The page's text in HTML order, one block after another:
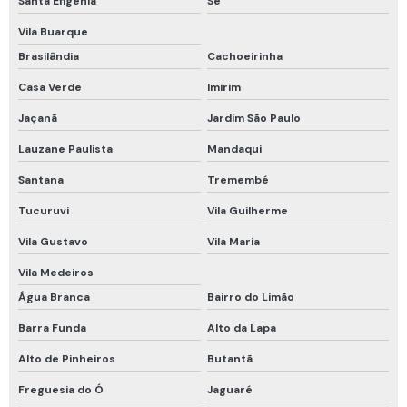
Maca mamute rígida
Macacão de proteção química
Manutenção de cilindros de ar respirável
Manutenção de detector de gases
Máscara descartável pff2
Máscara descartável pff2 com carvão ativado
Máscara descartável pff2 n95
Proteção em altura cinto de segurança
Proteção química tipo 5 e 6
Proteção respiratória
Vila Buarque
Brasilândia
Cachoeirinha
Casa Verde Imirim
Jaçanã Jardim São Paulo
Lauzane Paulista Mandaqui
Santana Tremembé
Tucuruvi Vila Guilherme
Vila Gustavo Vila Maria
Vila Medeiros
Água Branca
Bairro do Limão
Barra Funda Alto da Lapa
Alto de Pinheiros Butantã
Freguesia do Ó Jaguaré